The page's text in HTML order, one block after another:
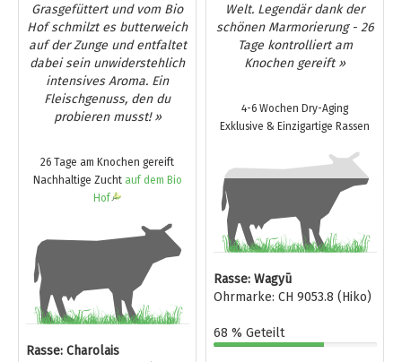
Grasgefüttert und vom Bio
Hof schmilzt es butterweich
auf der Zunge und entfaltet
dabei sein unwiderstehlich
intensives Aroma. Ein
Fleischgenuss, den du
probieren musst! »
26 Tage am Knochen gereift
Nachhaltige Zucht auf dem Bio
Hof
Rasse: Charolais
Welt. Legendär dank der
schönen Marmorierung - 26
Tage kontrolliert am
Knochen gereift »
4-6 Wochen Dry-Aging
Exklusive & Einzigartige Rassen
Rasse: Wagyū
Ohrmarke: CH 9053.8 (Hiko)
68 % Geteilt